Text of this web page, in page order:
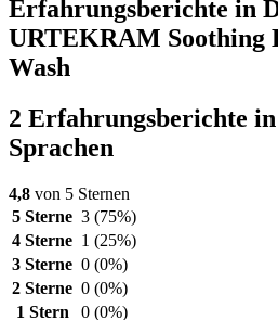
Erfahrungsberichte in
URTEKRAM Soothing
Wash
2 Erfahrungsberichte
Sprachen
4,8 von 5 Sternen
5 Sterne 3 (75%)
4 Sterne 1 (25%)
3 Sterne 0 (0%)
2 Sterne 0 (0%)
1 Stern
0 (0%)